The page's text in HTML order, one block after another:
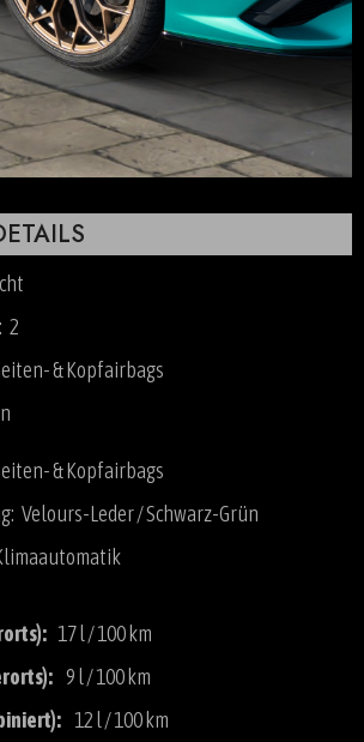
2
& Kopfairbags
& Kopfairbags
Velours-Leder / Schwarz-Grün
17 l / 100 km
9 l / 100 km
12 l / 100 km